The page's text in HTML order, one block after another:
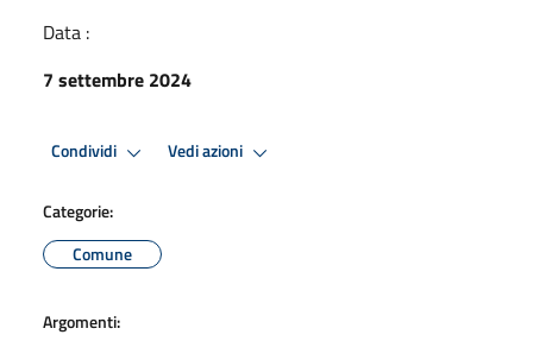
Data :
7 settembre 2024
Condividi Vedi azioni
Categorie:
Comune
Argomenti: